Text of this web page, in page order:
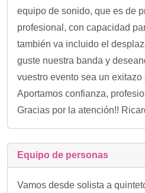
equipo de sonido, que es de
profesional, con capacidad
también va incluido el
guste nuestra banda y
vuestro evento sea un exitazo
Aportamos confianza,
Gracias por la atención!!
Equipo de personas
Vamos desde solista a